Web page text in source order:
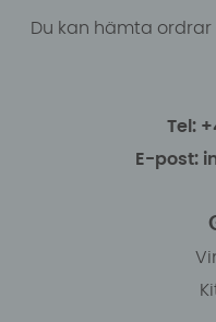
Du kan hämta
Tel:
E-post: